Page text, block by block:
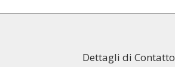
Dettagli di Contatto